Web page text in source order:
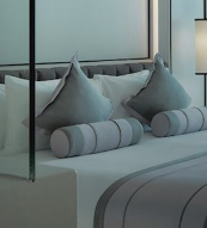
到达日期:
8 八月 2026
人数: